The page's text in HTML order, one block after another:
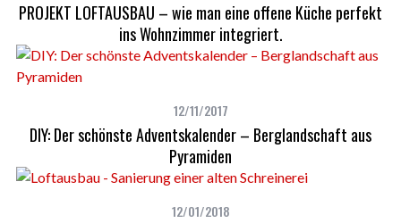
PROJEKT LOFTAUSBAU – wie man eine offene Küche perfekt
ins Wohnzimmer integriert.
12/11/2017
DIY: Der schönste Adventskalender – Berglandschaft aus
Pyramiden
12/01/2018